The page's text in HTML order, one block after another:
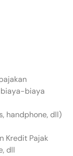
biaya-biaya
handphone, dll)
Kredit Pajak
dll